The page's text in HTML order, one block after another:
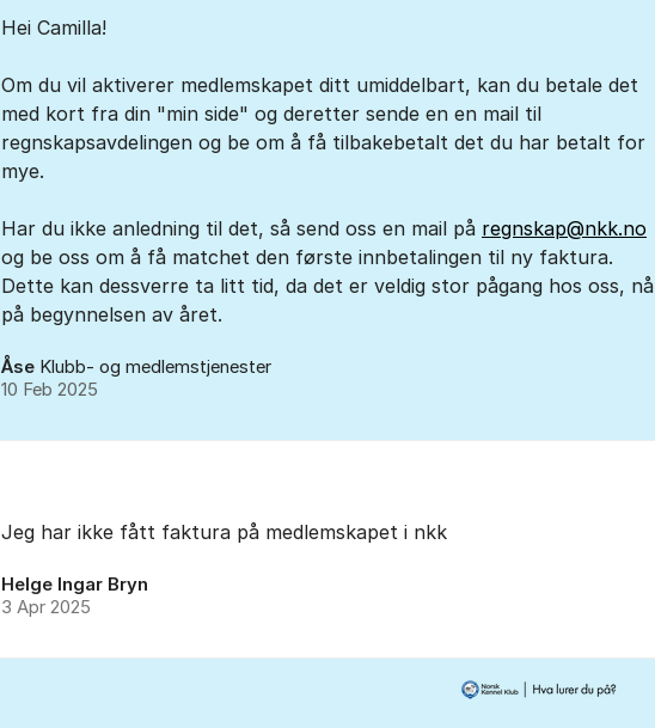
Hei Camilla!
Om du vil aktiverer medlemskapet ditt umiddelbart, kan du betale det
med kort fra din "min side" og deretter sende en en mail til
regnskapsavdelingen og be om å få tilbakebetalt det du har betalt for
mye.
Har du ikke anledning til det, så send oss en mail på regnskap@nkk.no
og be oss om å få matchet den første innbetalingen til ny faktura.
Dette kan dessverre ta litt tid, da det er veldig stor pågang hos oss, nå
på begynnelsen av året.
Åse Klubb- og medlemstjenester
10 Feb 2025
Jeg har ikke fått faktura på medlemskapet i nkk
Helge Ingar Bryn
3 Apr 2025